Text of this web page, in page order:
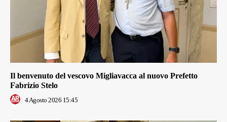
Il benvenuto del vescovo Migliavacca al nuovo Prefetto
Fabrizio Stelo
4 Agosto 2026 15:45